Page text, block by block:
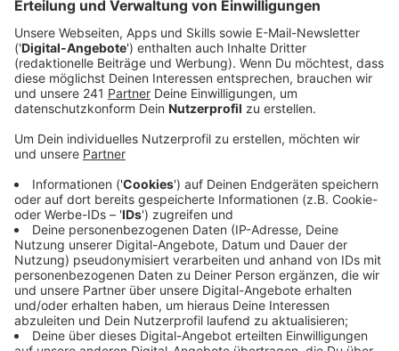
Karnevalswagen, Motto- und Musikgruppen in
Schuhkartongröße nachzubasteln und bei dem
Verein abzugeben. Auch beim Festausschuss
Leverkusener Karneval gibt es Überlegungen den
Karneval virtuell stattfinden zu lassen.
Veröffentlicht:Dienstag, 12.01.2021 06:20
Anzeige
Eine Überlegung vom FLK ist, dass Jecken online an
einer Sitzung teilnehmen können. Möglich könnte das
das Online-Portal Jeck-Stream machen - darüber
können Vereine Auftritte von allen bekannten
Karnevalsbands wie Brings oder die Klüngelköpp für